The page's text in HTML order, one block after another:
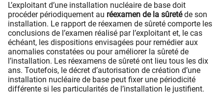
L’exploitant d’une installation nucléaire de base doit
procéder périodiquement au réexamen de la sûretéde son
installation. Le rapport de réexamen de sûreté comporte les
conclusions de l’examen réalisé par l’exploitant et, le cas
échéant, les dispositions envisagées pour remédier aux
anomalies constatées ou pour améliorer la sûreté de
l’installation. Les réexamens de sûreté ont lieu tous les dix
ans. Toutefois, le décret d’autorisation de création d’une
installation nucléaire de base peut fixer une périodicité
différente si les particularités de l’installation le justifient.